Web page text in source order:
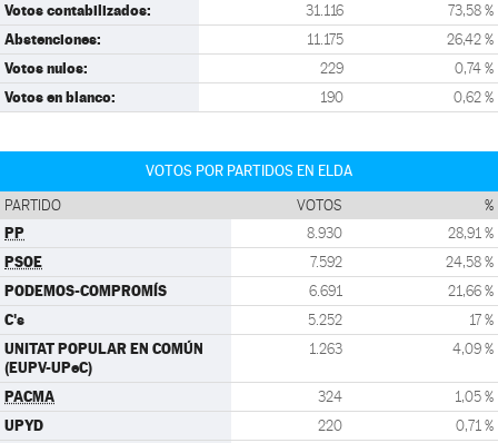
Votos contabilizados: 31.116 73,58 %
Abstenciones: 11.175 26,42 %
Votos nulos: 229 0,74 %
Votos en blanco: 190 0,62 %
VOTOS POR PARTIDOS EN ELDA
PARTIDO VOTOS %
PP 8.930 28,91 %
PSOE 7.592 24,58 %
PODEMOS-COMPROMÍS 6.691 21,66 %
C's 5.252 17 %
UNITAT POPULAR EN COMÚN
(EUPV-UPeC)
1.263 4,09 %
PACMA 324 1,05 %
UPYD 220 0,71 %